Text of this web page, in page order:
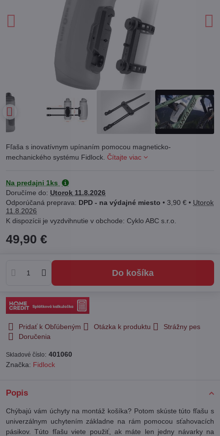
Fľaša s inovatívnym upínaním pomocou magneticko-
mechanického systému Fidlock. Čítajte viac
Na predajni 1ks
Doručíme do: Utorok 11.8.2026
DPD - na výdajné miesto • 3,90 € • Utorok
11.8.2026
Cyklo ABC s.r.o.
49,90 €
Do košíka
Pridať k Obľúbeným Otázka k produktu
Strážny pes
Doručenia
Skladové číslo: 401060
Značka: Fidlock
Popis
Chýbajú vám úchyty na montáž košíka? Potom skúste túto fľašu s
univerzálnym uchytením základne na rám pomocou sťahovacích
pásikov. Túto fľašu viete použiť, ak máte len jedny návarky na